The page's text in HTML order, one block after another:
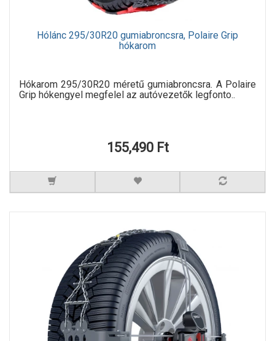
Hólánc 295/30R20 gumiabroncsra, Polaire Grip
hókarom
Hókarom 295/30R20 méretű gumiabroncsra. A Polaire
Grip hókengyel megfelel az autóvezetők legfonto..
155,490 Ft